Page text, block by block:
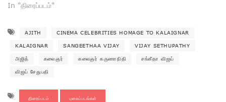
In "திரைப்படம்"
AJITH CINEMA CELEBRITIES HOMAGE TO KALAIGNAR
KALAIGNAR SANGEETHAA VIJAY VIJAY SETHUPATHY
அஜித் கலைஞர் கலைஞர் கருணாநிதி சங்கீதா விஜய்
விஜய் சேதுபதி
திரைப்படம் புகைப்படங்கள்